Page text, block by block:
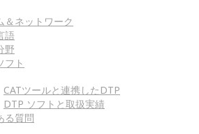
＆ネットワーク
語
野
フト
CATツールと連携したDTP
DTP ソフトと取扱実績
る質問